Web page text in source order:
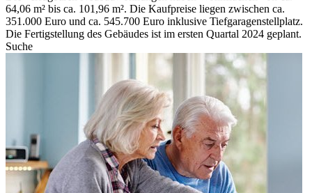
64,06 m² bis ca. 101,96 m². Die Kaufpreise liegen zwischen ca.
351.000 Euro und ca. 545.700 Euro inklusive Tiefgaragenstellplatz.
Die Fertigstellung des Gebäudes ist im ersten Quartal 2024 geplant.
Suche